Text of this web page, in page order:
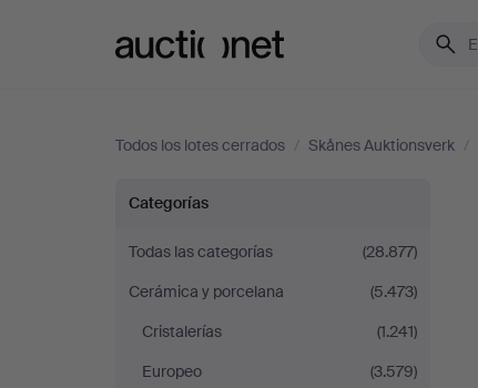
Todos los lotes cerrados / Skånes Auktionsverk /
Oriental
en
Skånes
Auktionsverk
Categorías
Todas las categorías
(28.877)
Cerámica y porcelana
(5.473)
Cristalerías
(1.241)
Europeo
(3.579)